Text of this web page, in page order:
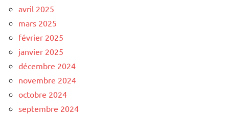
avril 2025
mars 2025
février 2025
janvier 2025
décembre 2024
novembre 2024
octobre 2024
septembre 2024